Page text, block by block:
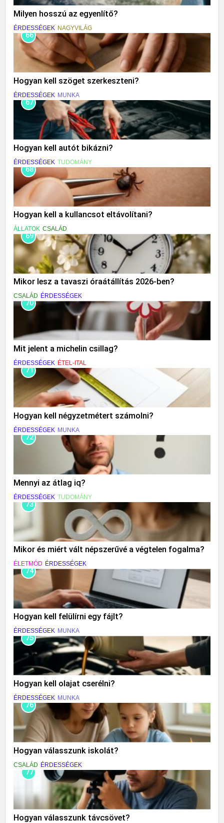
Milyen hosszú az egyenlítő?
ÉRDESSÉGEK NAGYVILÁG
66
Hogyan kell szöget szerkeszteni?
ÉRDESSÉGEK MUNKA
67
Hogyan kell autót bikázni?
ÉRDESSÉGEK TUDOMÁNY
68
Hogyan kell a kullancsot eltávolítani?
ÁLLATOK CSALÁD
69
Mikor lesz a tavaszi óraátállítás 2026-ben?
CSALÁD ÉRDESSÉGEK
70
Mit jelent a michelin csillag?
ÉRDESSÉGEK ÉTEL-ITAL
71
Hogyan kell négyzetmétert számolni?
ÉRDESSÉGEK MUNKA
72
Mennyi az átlag iq?
ÉRDESSÉGEK TUDOMÁNY
73
Mikor és miért vált népszerűvé a végtelen fogalma?
ÉLETMÓD ÉRDESSÉGEK
74
Hogyan kell felülírni egy fájlt?
ÉRDESSÉGEK MUNKA
75
Hogyan kell olajat cserélni?
ÉRDESSÉGEK MUNKA
76
Hogyan válasszunk iskolát?
CSALÁD ÉRDESSÉGEK
77
Hogyan válasszunk távcsövet?